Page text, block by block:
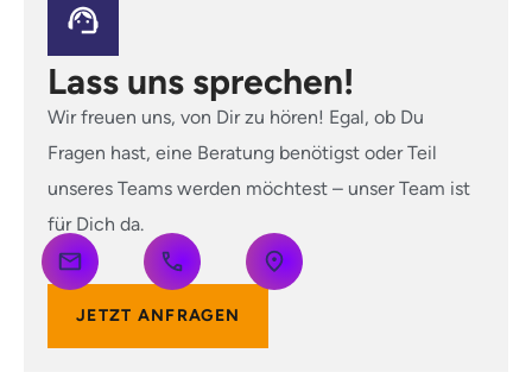
Lass uns sprechen!
Wir freuen uns, von Dir zu hören! Egal, ob Du
Fragen hast, eine Beratung benötigst oder Teil
unseres Teams werden möchtest – unser Team ist
für Dich da.
JETZT ANFRAGEN